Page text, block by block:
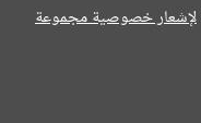
لإشعار خصوصية مجموعة